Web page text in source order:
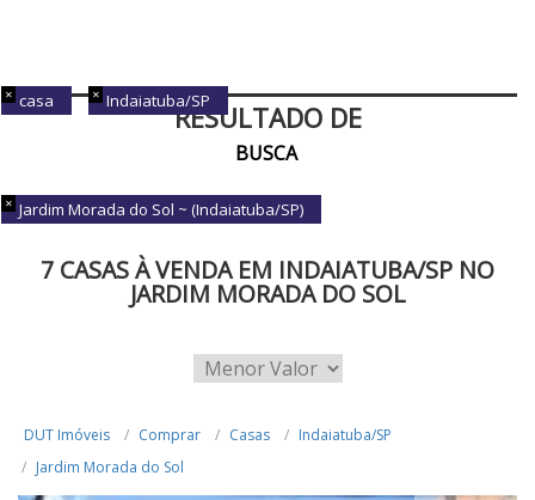
casa Indaiatuba/SP
Jardim Morada do Sol ~ (Indaiatuba/SP)
RESULTADO DE
BUSCA
7 CASAS À VENDA EM INDAIATUBA/SP NO
JARDIM MORADA DO SOL
DUT Imóveis Comprar Casas
Indaiatuba/SP
Jardim Morada do Sol